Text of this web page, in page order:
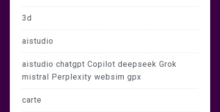
3d
aistudio
aistudio chatgpt Copilot deepseek Grok
mistral Perplexity websim gpx
carte